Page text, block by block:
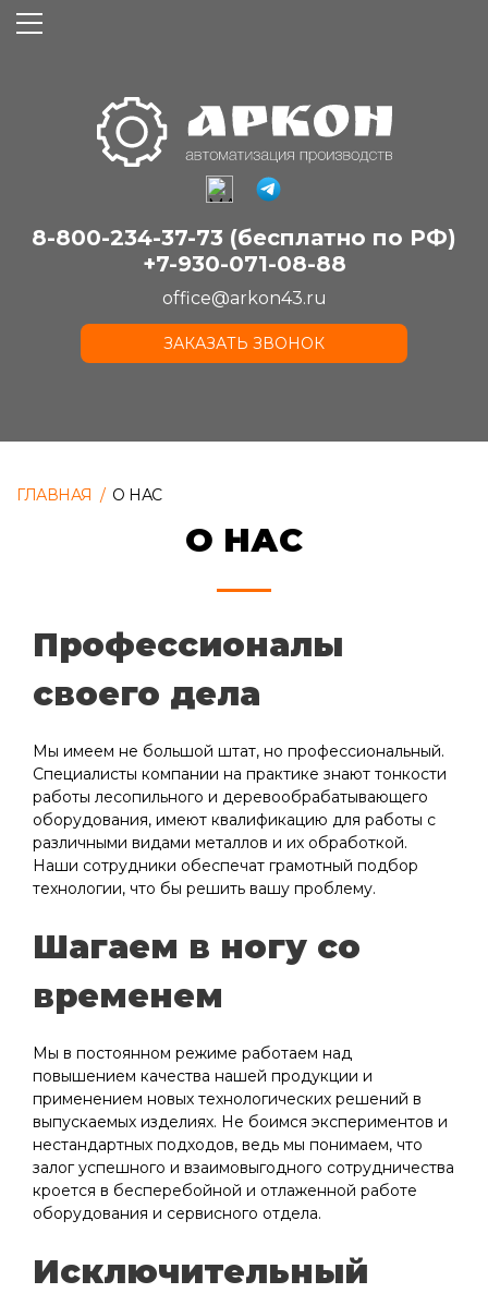
8-800-234-37-73 (бесплатно по РФ)
+7-930-071-08-88
office@arkon43.ru
ЗАКАЗАТЬ ЗВОНОК
ГЛАВНАЯ / О НАС
О НАС
Профессионалы
своего дела
Мы имеем не большой штат, но профессиональный.
Специалисты компании на практике знают тонкости
работы лесопильного и деревообрабатывающего
оборудования, имеют квалификацию для работы с
различными видами металлов и их обработкой.
Наши сотрудники обеспечат грамотный подбор
технологии, что бы решить вашу проблему.
Шагаем в ногу со
временем
Мы в постоянном режиме работаем над
повышением качества нашей продукции и
применением новых технологических решений в
выпускаемых изделиях. Не боимся экспериментов и
нестандартных подходов, ведь мы понимаем, что
залог успешного и взаимовыгодного сотрудничества
кроется в бесперебойной и отлаженной работе
оборудования и сервисного отдела.
Исключительный